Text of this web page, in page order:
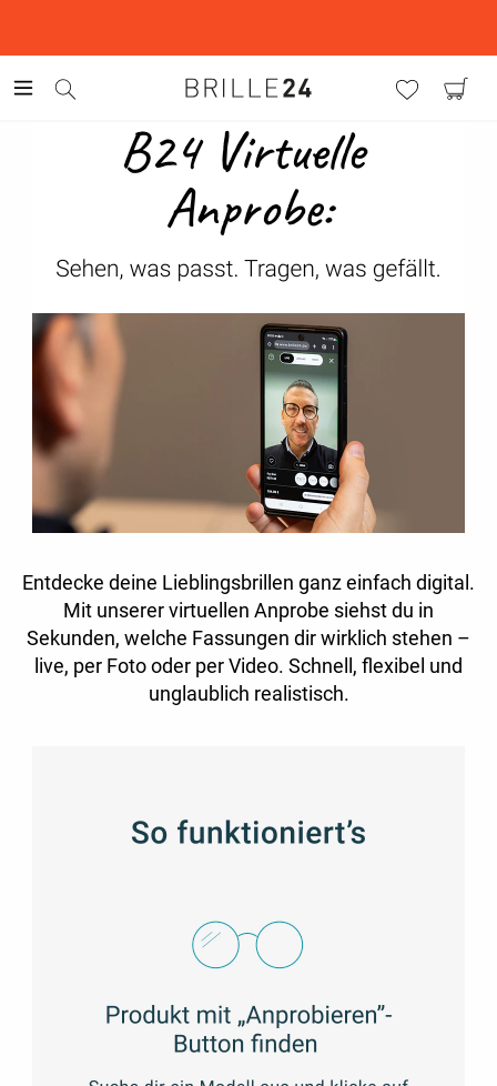
Entdecke deine Lieblingsbrillen ganz einfach digital.
Mit unserer virtuellen Anprobe siehst du in
Sekunden, welche Fassungen dir wirklich stehen –
live, per Foto oder per Video. Schnell, flexibel und
unglaublich realistisch.